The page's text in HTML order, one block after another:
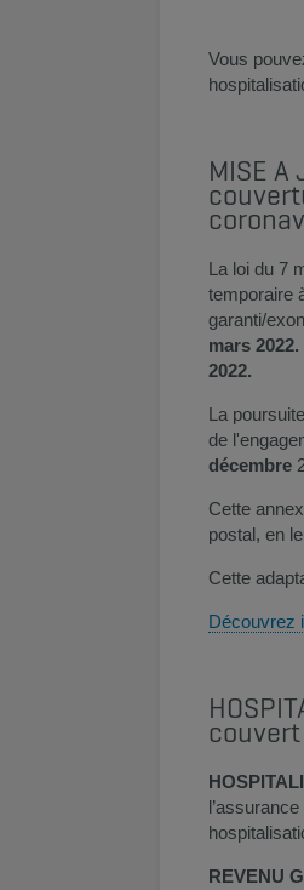
Vous
MISE A
La loi du 7
temporaire
garanti/
mars 2022.
2022. ​
La
de
décembre
Cette
postal, en
Cette
Découvrez
REVENU